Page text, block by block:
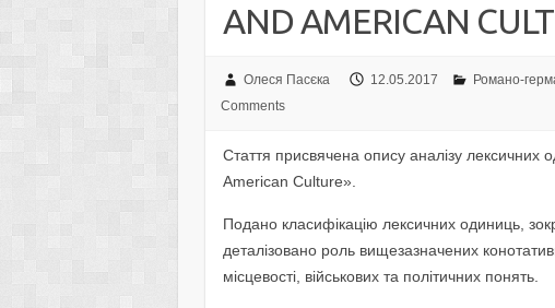
AND AMERICAN
Олеся Пасєка 12.05.2017 Романо-
Comments
Стаття присвячена опису аналізу
American Culture».
Подано класифікацію лексичних одиниць,
деталізовано роль вищезазначених
місцевості, військових та політичних понять.